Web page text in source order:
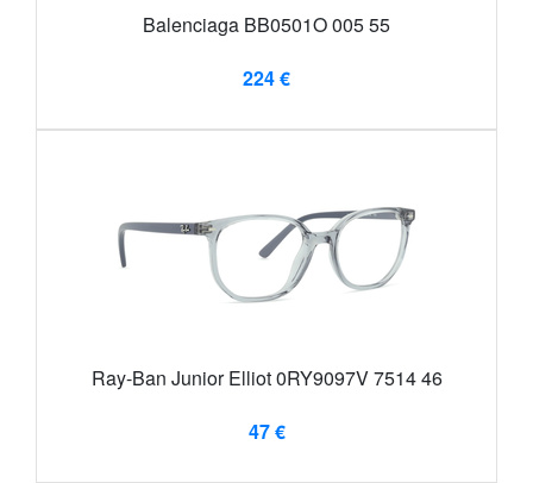
Balenciaga BB0501O 005 55
224 €
Ray-Ban Junior Elliot 0RY9097V 7514 46
47 €